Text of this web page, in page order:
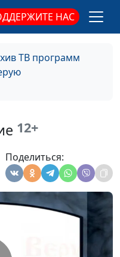
НАС
ТВ программ
12+
Поделиться:
Смагин,
#47
Смагин,
Смагин,
Смагин,
#43
Смагин,
#42